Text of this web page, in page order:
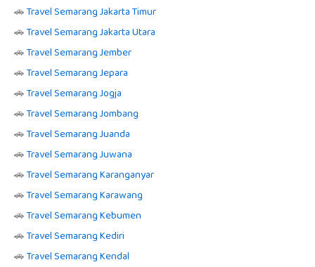
🚗Travel Semarang Jakarta Timur
🚗Travel Semarang Jakarta Utara
🚗Travel Semarang Jember
🚗Travel Semarang Jepara
🚗Travel Semarang Jogja
🚗Travel Semarang Jombang
🚗Travel Semarang Juanda
🚗Travel Semarang Juwana
🚗Travel Semarang Karanganyar
🚗Travel Semarang Karawang
🚗Travel Semarang Kebumen
🚗Travel Semarang Kediri
🚗Travel Semarang Kendal